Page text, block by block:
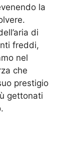
la
di
freddi,
nel
che
prestigio
gettonati